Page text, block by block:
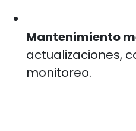
Mantenimiento
actualizaciones,
monitoreo.